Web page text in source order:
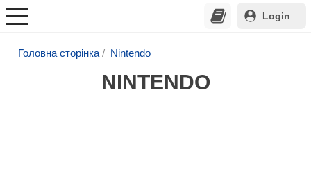
Login
Головна сторінка Nintendo
NINTENDO